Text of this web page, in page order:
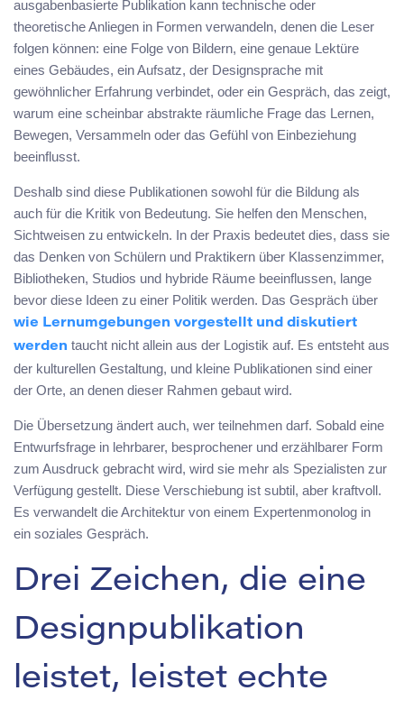
ausgabenbasierte Publikation kann technische oder
theoretische Anliegen in Formen verwandeln, denen die Leser
folgen können: eine Folge von Bildern, eine genaue Lektüre
eines Gebäudes, ein Aufsatz, der Designsprache mit
gewöhnlicher Erfahrung verbindet, oder ein Gespräch, das zeigt,
warum eine scheinbar abstrakte räumliche Frage das Lernen,
Bewegen, Versammeln oder das Gefühl von Einbeziehung
beeinflusst.
Deshalb sind diese Publikationen sowohl für die Bildung als
auch für die Kritik von Bedeutung. Sie helfen den Menschen,
Sichtweisen zu entwickeln. In der Praxis bedeutet dies, dass sie
das Denken von Schülern und Praktikern über Klassenzimmer,
Bibliotheken, Studios und hybride Räume beeinflussen, lange
bevor diese Ideen zu einer Politik werden. Das Gespräch über
wie Lernumgebungen vorgestellt und diskutiert
werden taucht nicht allein aus der Logistik auf. Es entsteht aus
der kulturellen Gestaltung, und kleine Publikationen sind einer
der Orte, an denen dieser Rahmen gebaut wird.
Die Übersetzung ändert auch, wer teilnehmen darf. Sobald eine
Entwurfsfrage in lehrbarer, besprochener und erzählbarer Form
zum Ausdruck gebracht wird, wird sie mehr als Spezialisten zur
Verfügung gestellt. Diese Verschiebung ist subtil, aber kraftvoll.
Es verwandelt die Architektur von einem Expertenmonolog in
ein soziales Gespräch.
Drei Zeichen, die eine
Designpublikation
leistet, leistet echte